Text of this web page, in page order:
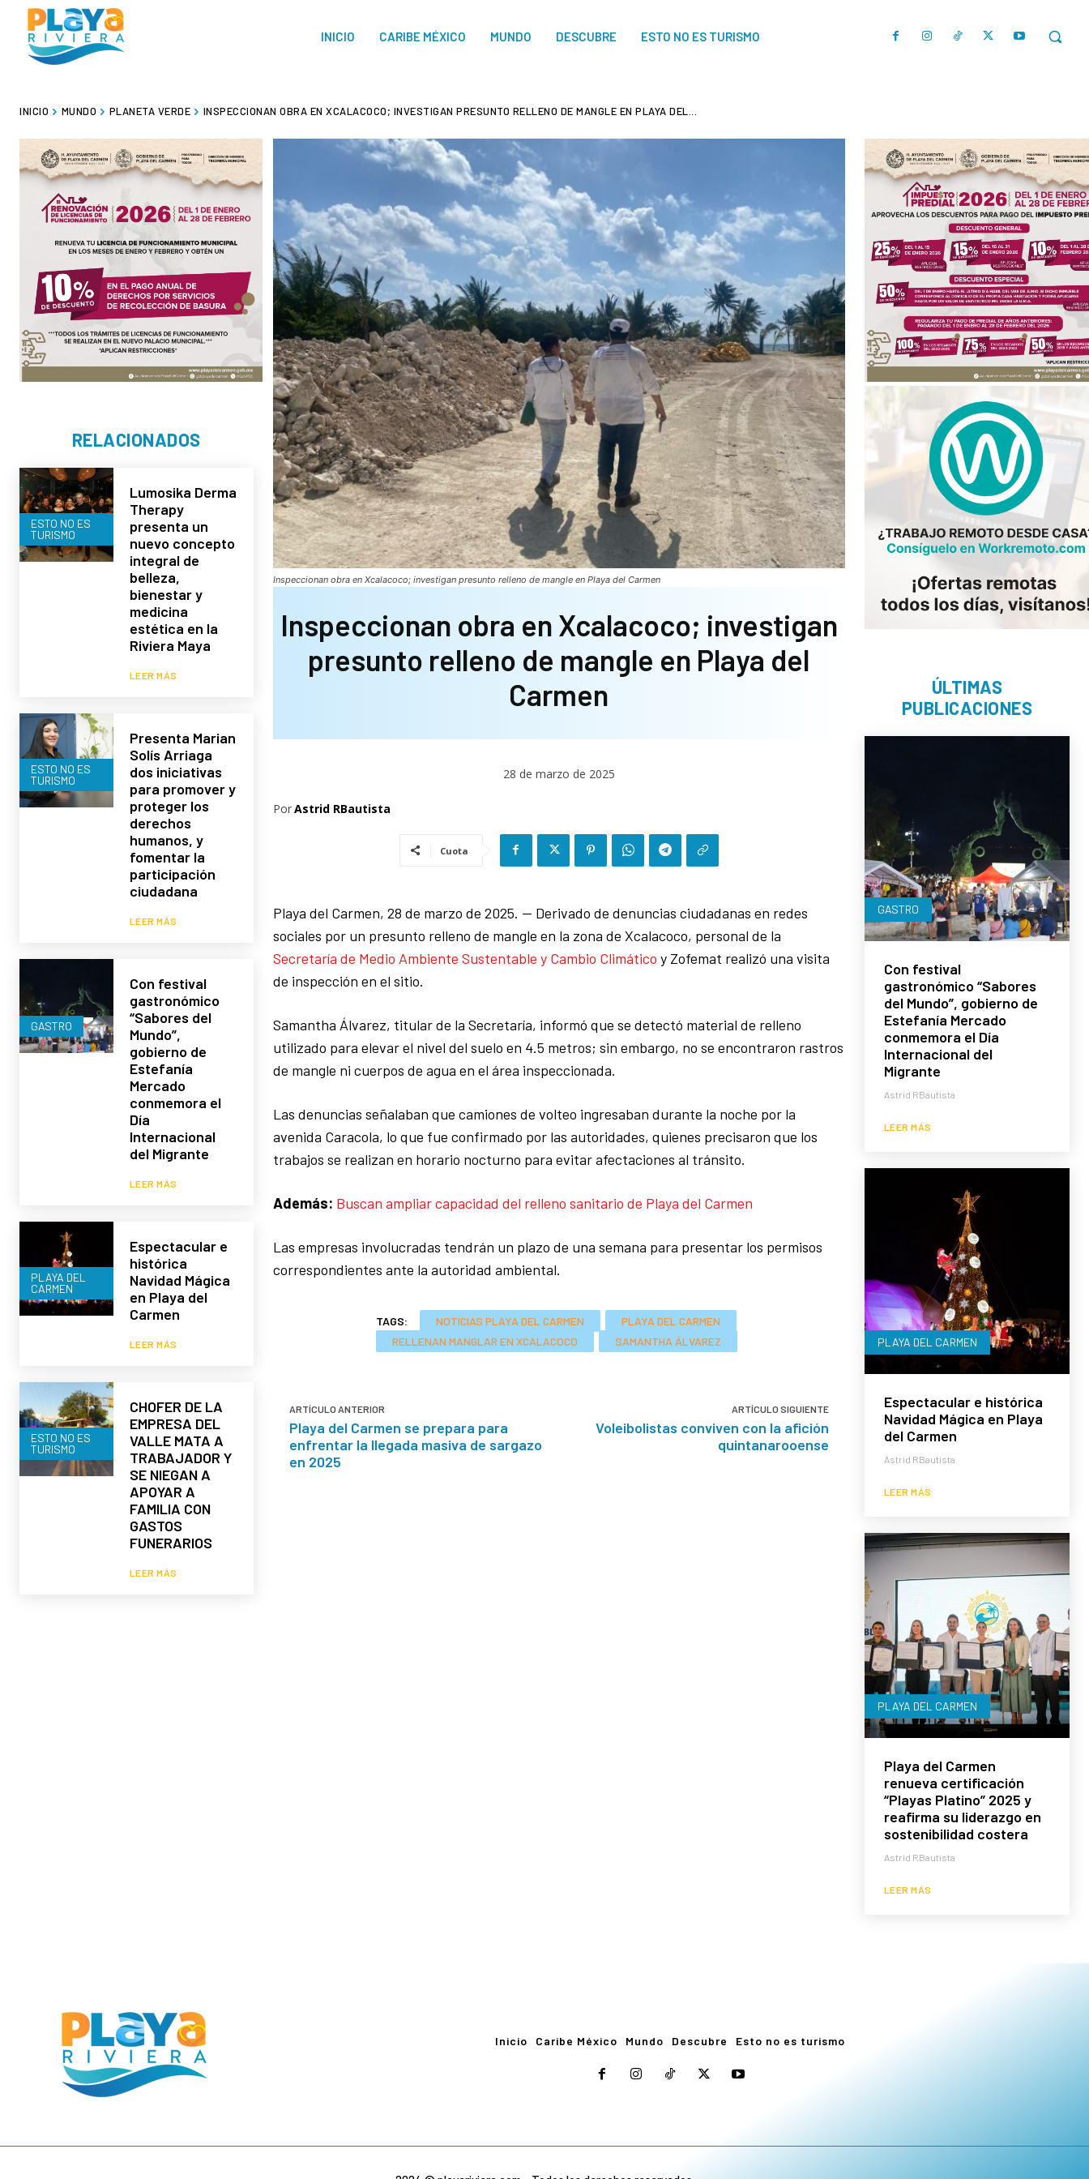
INICIO CARIBE MÉXICO MUNDO DESCUBRE ESTO NO ES TURISMO
INICIO MUNDO PLANETA VERDE INSPECCIONAN OBRA EN XCALACOCO; INVESTIGAN PRESUNTO RELLENO DE MANGLE EN PLAYA DEL...
RELACIONADOS
ESTO NO ES
TURISMO
Lumosika Derma
Therapy
presenta un
nuevo concepto
integral de
belleza,
bienestar y
medicina
estética en la
Riviera Maya
LEER MÁS
ESTO NO ES
TURISMO
Presenta Marian
Solís Arriaga
dos iniciativas
para promover y
proteger los
derechos
humanos, y
fomentar la
participación
ciudadana
LEER MÁS
GASTRO
Con festival
gastronómico
“Sabores del
Mundo”,
gobierno de
Estefanía
Mercado
conmemora el
Día
Internacional
del Migrante
LEER MÁS
PLAYA DEL
CARMEN
Espectacular e
histórica
Navidad Mágica
en Playa del
Carmen
LEER MÁS
ESTO NO ES
TURISMO
CHOFER DE LA
EMPRESA DEL
VALLE MATA A
TRABAJADOR Y
SE NIEGAN A
APOYAR A
FAMILIA CON
GASTOS
FUNERARIOS
LEER MÁS
Inspeccionan obra en Xcalacoco; investigan presunto relleno de mangle en Playa del Carmen
Inspeccionan obra en Xcalacoco; investigan
presunto relleno de mangle en Playa del
Carmen
28 de marzo de 2025
PorAstrid RBautista
Cuota
Playa del Carmen, 28 de marzo de 2025. — Derivado de denuncias ciudadanas en redes
sociales por un presunto relleno de mangle en la zona de Xcalacoco, personal de la
Secretaría de Medio Ambiente Sustentable y Cambio Climático y Zofemat realizó una visita
de inspección en el sitio.
Samantha Álvarez, titular de la Secretaría, informó que se detectó material de relleno
utilizado para elevar el nivel del suelo en 4.5 metros; sin embargo, no se encontraron rastros
de mangle ni cuerpos de agua en el área inspeccionada.
Las denuncias señalaban que camiones de volteo ingresaban durante la noche por la
avenida Caracola, lo que fue confirmado por las autoridades, quienes precisaron que los
trabajos se realizan en horario nocturno para evitar afectaciones al tránsito.
Además: Buscan ampliar capacidad del relleno sanitario de Playa del Carmen
Las empresas involucradas tendrán un plazo de una semana para presentar los permisos
correspondientes ante la autoridad ambiental.
TAGS: NOTICIAS PLAYA DEL CARMEN
PLAYA DEL CARMEN
RELLENAN MANGLAR EN XCALACOCO
SAMANTHA ÁLVAREZ
ARTÍCULO ANTERIOR
Playa del Carmen se prepara para
enfrentar la llegada masiva de sargazo
en 2025
ARTÍCULO SIGUIENTE
Voleibolistas conviven con la afición
quintanarooense
ÚLTIMAS
PUBLICACIONES
GASTRO
Con festival
gastronómico “Sabores
del Mundo”, gobierno de
Estefanía Mercado
conmemora el Día
Internacional del
Migrante
Astrid RBautista
LEER MÁS
PLAYA DEL CARMEN
Espectacular e histórica
Navidad Mágica en Playa
del Carmen
Astrid RBautista
LEER MÁS
PLAYA DEL CARMEN
Playa del Carmen
renueva certificación
“Playas Platino” 2025 y
reafirma su liderazgo en
sostenibilidad costera
Astrid RBautista
LEER MÁS
Inicio Caribe México Mundo Descubre Esto no es turismo